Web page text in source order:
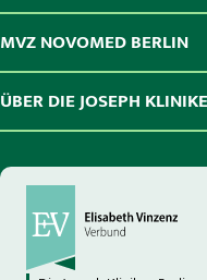
MVZ NOVOMED BERLIN
ÜBER DIE JOSEPH